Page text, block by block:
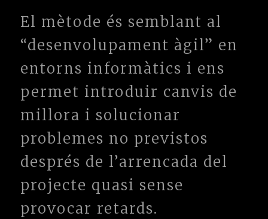
El mètode és semblant al
“desenvolupament àgil” en
entorns informàtics i ens
permet introduir canvis de
millora i solucionar
problemes no previstos
després de l’arrencada del
projecte quasi sense
provocar retards.